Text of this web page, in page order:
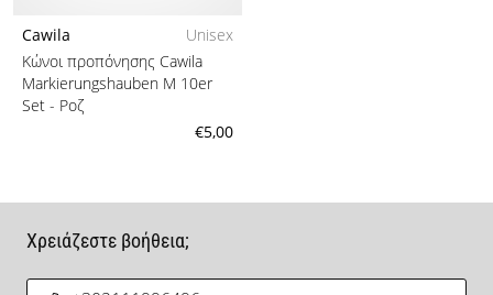
Cawila
Unisex
Κώνοι προπόνησης Cawila
Markierungshauben M 10er
Set - Ροζ
€5,00
Χρειάζεστε βοήθεια;